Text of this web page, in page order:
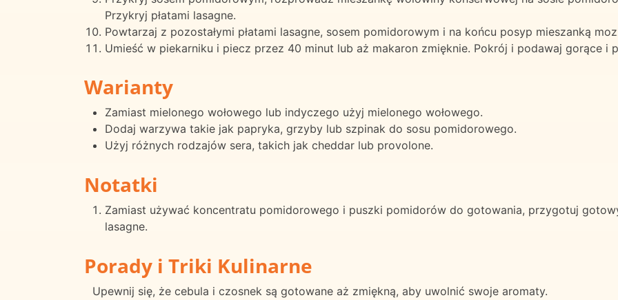
Przykryj płatami lasagne.
Powtarzaj z pozostałymi płatami lasagne, sosem pomidorowym i na końcu posyp mieszanką
Umieść w piekarniku i piecz przez 40 minut lub aż makaron zmięknie. Pokrój i podawaj gorące i
Warianty
Zamiast mielonego wołowego lub indyczego użyj mielonego wołowego.
Dodaj warzywa takie jak papryka, grzyby lub szpinak do sosu pomidorowego.
Użyj różnych rodzajów sera, takich jak cheddar lub provolone.
Notatki
Zamiast używać koncentratu pomidorowego i puszki pomidorów do gotowania, przygotuj
lasagne.
Porady i Triki Kulinarne
Upewnij się, że cebula i czosnek są gotowane aż zmiękną, aby uwolnić swoje aromaty.